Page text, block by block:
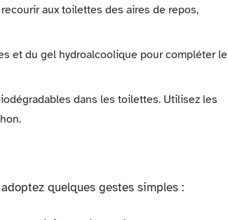
aux toilettes des aires de repos,
et du gel hydroalcoolique pour compléter le
dans les toilettes. Utilisez les
quelques gestes simples :